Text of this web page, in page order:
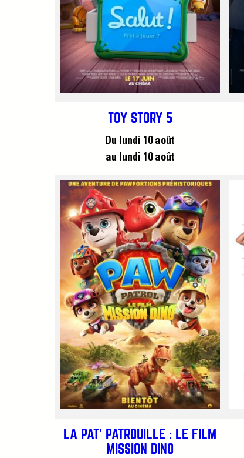
TOY STORY 5
Du lundi 10 août
au lundi 10 août
LA PAT’ PATROUILLE : LE FILM
MISSION DINO